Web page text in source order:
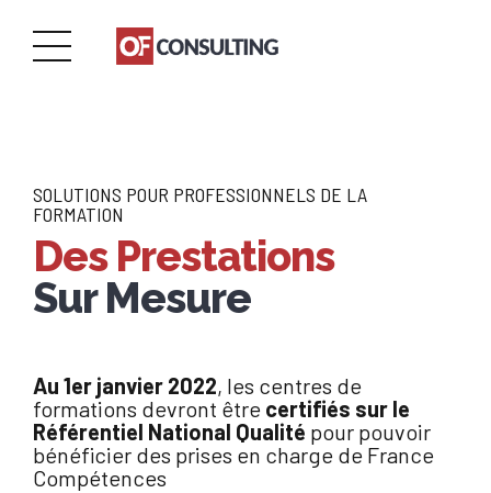
SOLUTIONS POUR PROFESSIONNELS DE LA
FORMATION
Des Prestations
Sur Mesure
Au 1er janvier 2022, les centres de
formations devront être certifiés sur le
Référentiel National Qualité pour pouvoir
bénéficier des prises en charge de France
Compétences